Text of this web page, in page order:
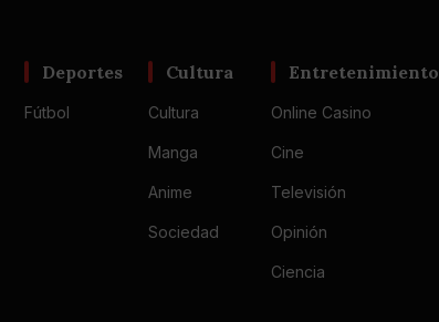
Deportes
Fútbol
Cultura
Cultura
Manga
Anime
Sociedad
Entretenimiento
Online Casino
Cine
Televisión
Opinión
Ciencia